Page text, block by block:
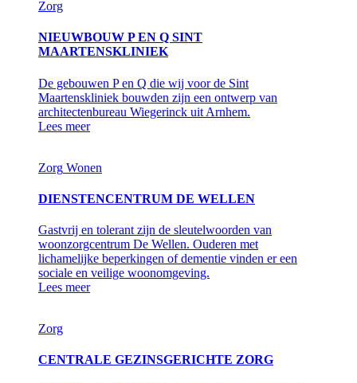
Zorg
NIEUWBOUW P EN Q SINT
MAARTENSKLINIEK
De gebouwen P en Q die wij voor de Sint
Maartenskliniek bouwden zijn een ontwerp van
architectenbureau Wiegerinck uit Arnhem.
Lees meer
Zorg Wonen
DIENSTENCENTRUM DE WELLEN
Gastvrij en tolerant zijn de sleutelwoorden van
woonzorgcentrum De Wellen. Ouderen met
lichamelijke beperkingen of dementie vinden er een
sociale en veilige woonomgeving.
Lees meer
Zorg
CENTRALE GEZINSGERICHTE ZORG